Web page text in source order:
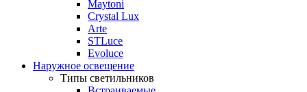
Maytoni
Crystal Lux
Arte
STLuce
Evoluce
Наружное освещение
Типы светильников